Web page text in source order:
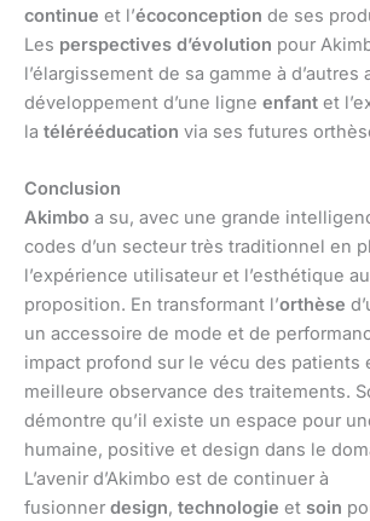
continue et l’écoconception de ses
Les perspectives d’évolution pour
l’élargissement de sa gamme à
développement d’une ligne enfant et
la télérééducation via ses futures
Conclusion
Akimbo a su, avec une grande
codes d’un secteur très traditionnel en
l’expérience utilisateur et l’esthétique
proposition. En transformant l’orthèse
un accessoire de mode et de
impact profond sur le vécu des patients
meilleure observance des traitements.
démontre qu’il existe un espace pour
humaine, positive et design dans le
L’avenir d’Akimbo est de continuer à
fusionner design, technologie et soin